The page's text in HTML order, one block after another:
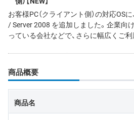
お客様PC（クライアント側）の対応OS
/ Server 2008 を追加しました。企業向
っている会社などで、さらに幅広くご利
商品概要
商品名